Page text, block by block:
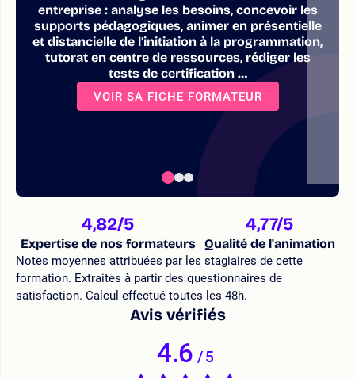
entreprise : analyse les besoins, concevoir les
supports pédagogiques, animer en présentielle
et distancielle de l’initiation à la programmation,
tutorat en centre de ressources, rédiger les
tests de certification …
VOIR SA FICHE FORMATEUR
4,82/5
Expertise de nos formateurs
4,77/5
Qualité de l'animation
Notes moyennes attribuées par les stagiaires de cette
formation. Extraites à partir des questionnaires de
satisfaction. Calcul effectué toutes les 48h.
Avis vérifiés
4.6/5